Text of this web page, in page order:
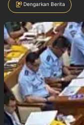
Dengarkan Berita